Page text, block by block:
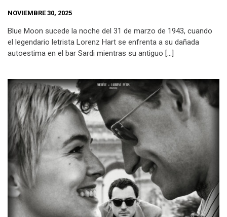
NOVIEMBRE 30, 2025
Blue Moon sucede la noche del 31 de marzo de 1943, cuando
el legendario letrista Lorenz Hart se enfrenta a su dañada
autoestima en el bar Sardi mientras su antiguo […]